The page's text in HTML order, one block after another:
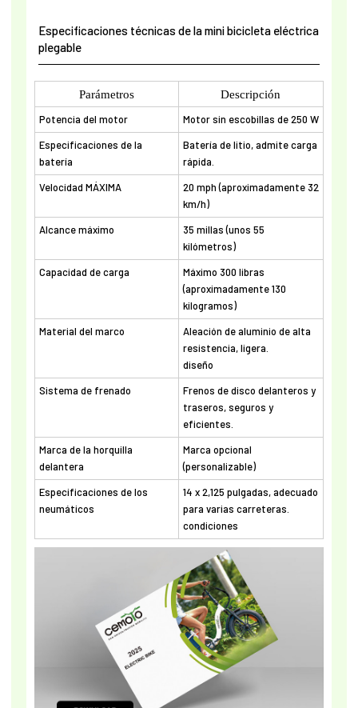
Especificaciones técnicas de la mini bicicleta eléctrica
plegable
Parámetros Descripción
Potencia del motor
Motor sin escobillas de 250 W
Especificaciones de la
batería
Batería de litio, admite carga
rápida.
Velocidad MÁXIMA
20 mph (aproximadamente 32
km/h)
Alcance máximo
35 millas (unos 55
kilómetros)
Capacidad de carga
Máximo 300 libras
(aproximadamente 130
kilogramos)
Material del marco
Aleación de aluminio de alta
resistencia, ligera.
diseño
Sistema de frenado
Frenos de disco delanteros y
traseros, seguros y
eficientes.
Marca de la horquilla
delantera
Marca opcional
(personalizable)
Especificaciones de los
neumáticos
14 x 2,125 pulgadas, adecuado
para varias carreteras.
condiciones